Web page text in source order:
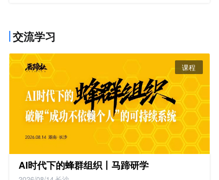
交流学习
课程
AI时代下的蜂群组织丨马蹄研学